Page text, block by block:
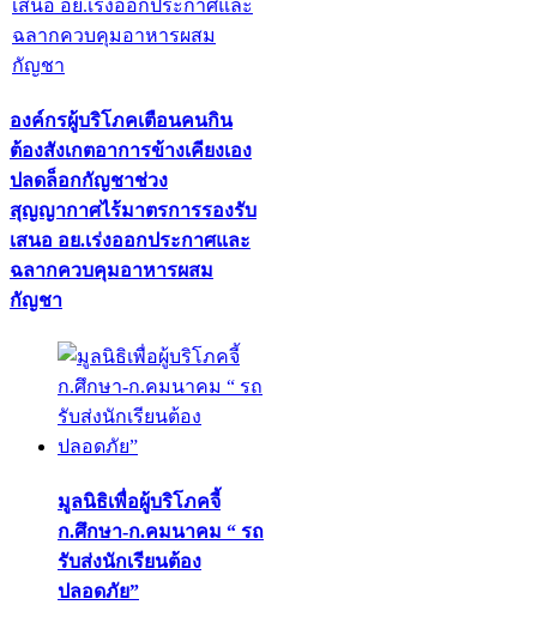
องค์กรผู้บริโภคเตือนคนกิน
ต้องสังเกตอาการข้างเคียงเอง
ปลดล็อกกัญชาช่วง
สุญญากาศไร้มาตรการรองรับ
เสนอ อย.เร่งออกประกาศและ
ฉลากควบคุมอาหารผสม
กัญชา
มูลนิธิเพื่อผู้บริโภคจี้
ก.ศึกษา-ก.คมนาคม “ รถ
รับส่งนักเรียนต้อง
ปลอดภัย”